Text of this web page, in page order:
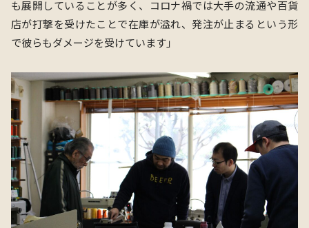
も展開していることが多く、コロナ禍では大手の流通や百貨
店が打撃を受けたことで在庫が溢れ、発注が止まるという形
で彼らもダメージを受けています」